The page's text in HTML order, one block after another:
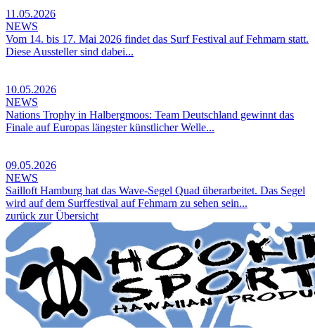
11.05.2026
NEWS
Vom 14. bis 17. Mai 2026 findet das Surf Festival auf Fehmarn statt.
Diese Aussteller sind dabei...
10.05.2026
NEWS
Nations Trophy in Halbergmoos: Team Deutschland gewinnt das
Finale auf Europas längster künstlicher Welle...
09.05.2026
NEWS
Sailloft Hamburg hat das Wave-Segel Quad überarbeitet. Das Segel
wird auf dem Surffestival auf Fehmarn zu sehen sein...
zurück zur Übersicht